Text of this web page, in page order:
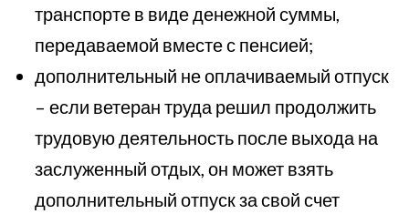
транспорте в виде денежной суммы,
передаваемой вместе с пенсией;
дополнительный не оплачиваемый отпуск
– если ветеран труда решил продолжить
трудовую деятельность после выхода на
заслуженный отдых, он может взять
дополнительный отпуск за свой счет